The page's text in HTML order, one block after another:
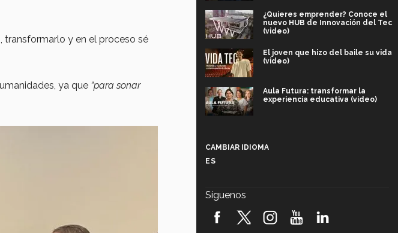
transformarlo y en el proceso sé
ya que “para sonar
¿Quieres emprender? Conoce el
nuevo HUB de Innovación del Tec
(video)
El joven que hizo del baile su vida
(video)
Aula Futura: transformar la
experiencia educativa (video)
robótica FIRST 2026! (video)
CAMBIAR IDIOMA
ES
Síguenos